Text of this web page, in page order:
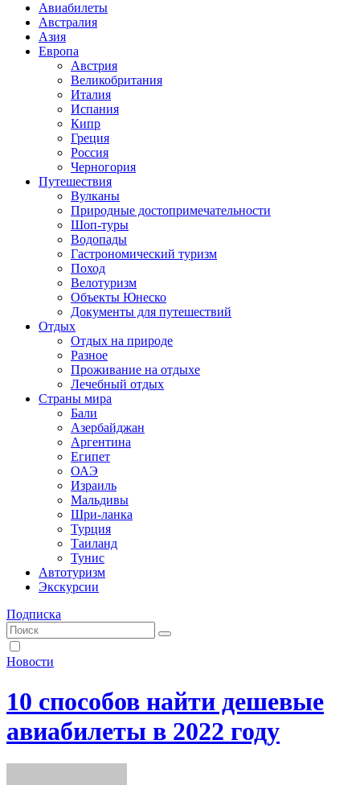
Авиабилеты
Австралия
Азия
Европа
Австрия
Великобритания
Италия
Испания
Кипр
Греция
Россия
Черногория
Путешествия
Вулканы
Природные достопримечательности
Шоп-туры
Водопады
Гастрономический туризм
Поход
Велотуризм
Объекты Юнеско
Документы для путешествий
Отдых
Отдых на природе
Разное
Проживание на отдыхе
Лечебный отдых
Страны мира
Бали
Азербайджан
Аргентина
Египет
ОАЭ
Израиль
Мальдивы
Шри-ланка
Турция
Таиланд
Тунис
Автотуризм
Экскурсии
Подписка
Новости
10 способов найти дешевые
авиабилеты в 2022 году